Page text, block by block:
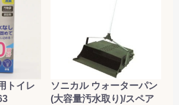
トイレ
ソニカル ウォーターパン
(大容量汚水取り)/スペア